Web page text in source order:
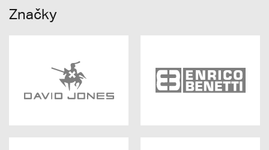
Značky